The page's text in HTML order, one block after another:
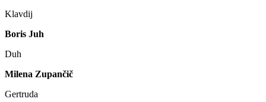
Klavdij
Boris Juh
Duh
Milena Zupančič
Gertruda